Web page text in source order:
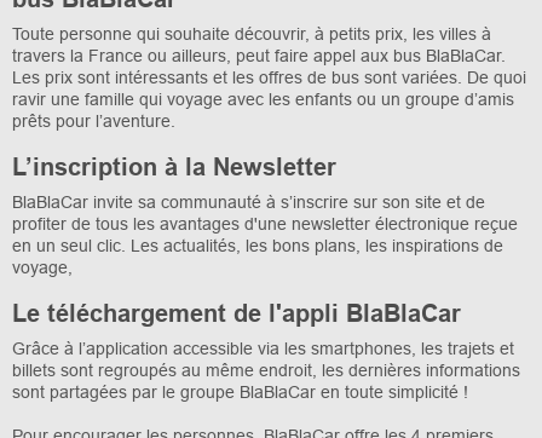
Toute personne qui souhaite découvrir, à petits prix, les villes à
travers la France ou ailleurs, peut faire appel aux bus BlaBlaCar.
Les prix sont intéressants et les offres de bus sont variées. De quoi
ravir une famille qui voyage avec les enfants ou un groupe d’amis
prêts pour l’aventure.
L’inscription à la Newsletter
BlaBlaCar invite sa communauté à s’inscrire sur son site et de
profiter de tous les avantages d'une newsletter électronique reçue
en un seul clic. Les actualités, les bons plans, les inspirations de
voyage,
Le téléchargement de l'appli BlaBlaCar
Grâce à l’application accessible via les smartphones, les trajets et
billets sont regroupés au même endroit, les dernières informations
sont partagées par le groupe BlaBlaCar en toute simplicité !